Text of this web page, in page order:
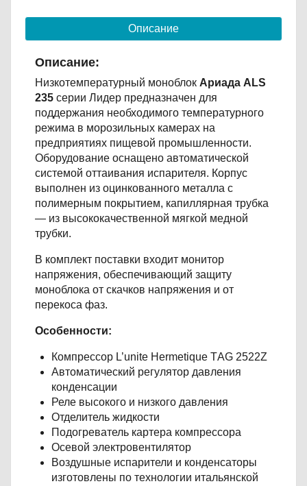
Описание
Описание:
Низкотемпературный моноблок Ариада ALS
235 серии Лидер предназначен для
поддержания необходимого температурного
режима в морозильных камерах на
предприятиях пищевой промышленности.
Оборудование оснащено автоматической
системой оттаивания испарителя. Корпус
выполнен из оцинкованного металла с
полимерным покрытием, капиллярная трубка
— из высококачественной мягкой медной
трубки.
В комплект поставки входит монитор
напряжения, обеспечивающий защиту
моноблока от скачков напряжения и от
перекоса фаз.
Особенности:
Компрессор L’unite Hermetique TАG 2522Z
Автоматический регулятор давления
конденсации
Реле высокого и низкого давления
Отделитель жидкости
Подогреватель картера компрессора
Осевой электровентилятор
Воздушные испарители и конденсаторы
изготовлены по технологии итальянской